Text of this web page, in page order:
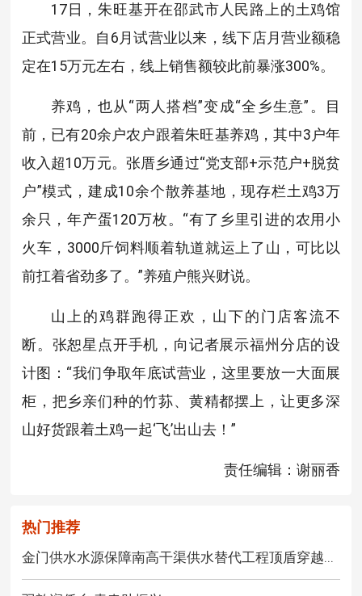
17日，朱旺基开在邵武市人民路上的土鸡馆
正式营业。自6月试营业以来，线下店月营业额稳
定在15万元左右，线上销售额较此前暴涨300%。
养鸡，也从“两人搭档”变成“全乡生意”。目
前，已有20余户农户跟着朱旺基养鸡，其中3户年
收入超10万元。张厝乡通过“党支部+示范户+脱贫
户”模式，建成10余个散养基地，现存栏土鸡3万
余只，年产蛋120万枚。“有了乡里引进的农用小
火车，3000斤饲料顺着轨道就运上了山，可比以
前扛着省劲多了。”养殖户熊兴财说。
山上的鸡群跑得正欢，山下的门店客流不
断。张恕星点开手机，向记者展示福州分店的设
计图：“我们争取年底试营业，这里要放一大面展
柜，把乡亲们种的竹荪、黄精都摆上，让更多深
山好货跟着土鸡一起‘飞’出山去！”
责任编辑：谢丽香
热门推荐
金门供水水源保障南高干渠供水替代工程顶盾穿越...